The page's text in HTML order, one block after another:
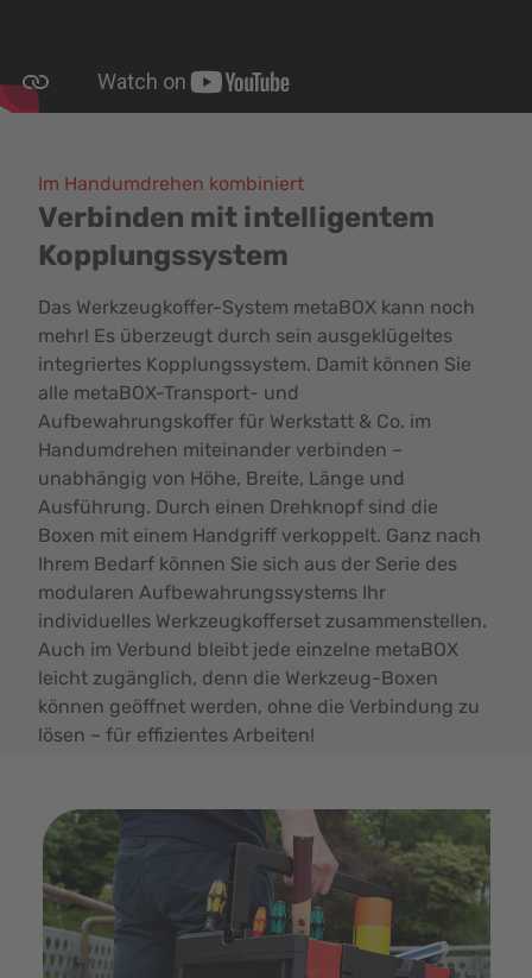
Im Handumdrehen kombiniert
Verbinden mit intelligentem
Kopplungssystem
Das Werkzeugkoffer-System metaBOX kann noch
mehr! Es überzeugt durch sein ausgeklügeltes
integriertes Kopplungssystem. Damit können Sie
alle metaBOX-Transport- und
Aufbewahrungskoffer für Werkstatt & Co. im
Handumdrehen miteinander verbinden –
unabhängig von Höhe, Breite, Länge und
Ausführung. Durch einen Drehknopf sind die
Boxen mit einem Handgriff verkoppelt. Ganz nach
Ihrem Bedarf können Sie sich aus der Serie des
modularen Aufbewahrungssystems Ihr
individuelles Werkzeugkofferset zusammenstellen.
Auch im Verbund bleibt jede einzelne metaBOX
leicht zugänglich, denn die Werkzeug-Boxen
können geöffnet werden, ohne die Verbindung zu
lösen – für effizientes Arbeiten!